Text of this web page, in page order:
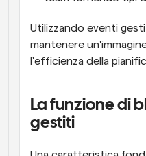
Utilizzando eventi
mantenere
l'efficienza della
La funzione di
gestiti